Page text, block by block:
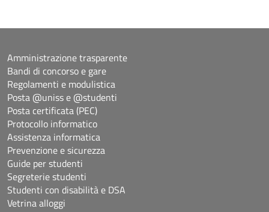
Amministrazione trasparente
Bandi di concorso e gare
Regolamenti e modulistica
Posta @uniss e @studenti
Posta certificata (PEC)
Protocollo informatico
Assistenza informatica
Prevenzione e sicurezza
Guide per studenti
Segreterie studenti
Studenti con disabilità e DSA
Vetrina alloggi